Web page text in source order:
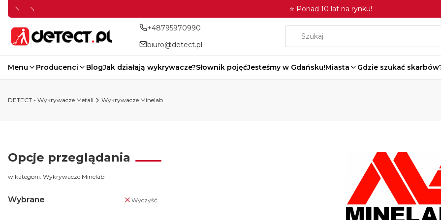
⭐ Ponad 10 lat na rynku!
+48795970990
biuro@detect.pl
Menu Producenci BlogJak działają wykrywacze?Słownik pojęćJesteśmy w Gdańsku!Miasta Gdzie szukać
DETECT - Wykrywacze Metali Wykrywacze Minelab
Opcje przeglądania
w kategorii: Wykrywacze Minelab
Wybrane Wyczyść